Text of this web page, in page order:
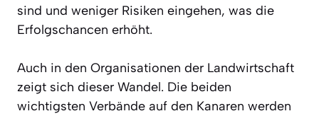
sind und weniger Risiken eingehen, was die
Erfolgschancen erhöht.
Auch in den Organisationen der Landwirtschaft
zeigt sich dieser Wandel. Die beiden
wichtigsten Verbände auf den Kanaren werden